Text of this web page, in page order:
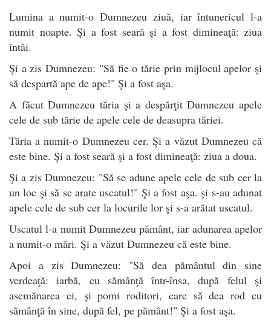
Lumina a numit-o Dumnezeu ziuă, iar întunericul l-a
numit noapte. Şi a fost seară şi a fost dimineaţă: ziua
întâi.
Şi a zis Dumnezeu: "Să fie o tărie prin mijlocul apelor şi
să despartă ape de ape!" Şi a fost aşa.
A făcut Dumnezeu tăria şi a despărţit Dumnezeu apele
cele de sub tărie de apele cele de deasupra tăriei.
Tăria a numit-o Dumnezeu cer. Şi a văzut Dumnezeu că
este bine. Şi a fost seară şi a fost dimineaţă: ziua a doua.
Şi a zis Dumnezeu: "Să se adune apele cele de sub cer la
un loc şi să se arate uscatul!" Şi a fost aşa. şi s-au adunat
apele cele de sub cer la locurile lor şi s-a arătat uscatul.
Uscatul l-a numit Dumnezeu pământ, iar adunarea apelor
a numit-o mări. Şi a văzut Dumnezeu că este bine.
Apoi a zis Dumnezeu: "Să dea pământul din sine
verdeaţă: iarbă, cu sămânţă într-însa, după felul şi
asemănarea ei, şi pomi roditori, care să dea rod cu
sămânţă în sine, după fel, pe pământ!" Şi a fost aşa.